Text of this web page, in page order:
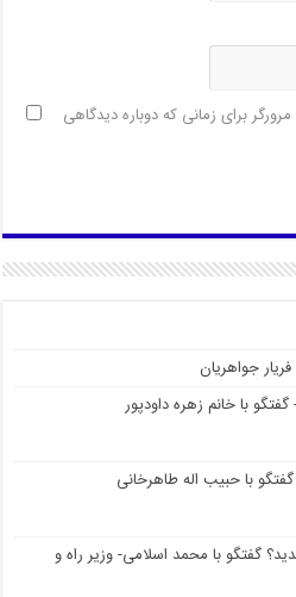
برای زمانی که دوباره دیدگاهی
جواهریان
با خانم زهره داودپور
با حبیب اله طاهرخانی
گفتگو با محمد اسلامی- وزیر راه و